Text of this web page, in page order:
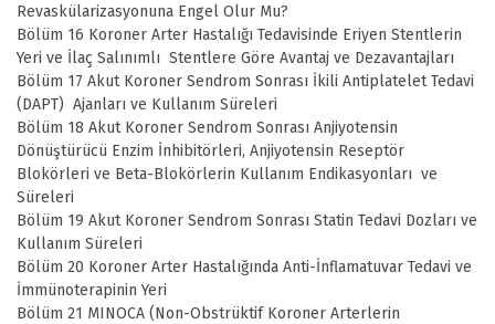
Revaskülarizasyonuna Engel Olur Mu?
Bölüm 16 Koroner Arter Hastalığı Tedavisinde Eriyen Stentlerin
Yeri ve İlaç Salınımlı Stentlere Göre Avantaj ve Dezavantajları
Bölüm 17 Akut Koroner Sendrom Sonrası İkili Antiplatelet Tedavi
(DAPT) Ajanları ve Kullanım Süreleri
Bölüm 18 Akut Koroner Sendrom Sonrası Anjiyotensin
Dönüştürücü Enzim İnhibitörleri, Anjiyotensin Reseptör
Blokörleri ve Beta-Blokörlerin Kullanım Endikasyonları ve
Süreleri
Bölüm 19 Akut Koroner Sendrom Sonrası Statin Tedavi Dozları ve
Kullanım Süreleri
Bölüm 20 Koroner Arter Hastalığında Anti-İnflamatuvar Tedavi ve
İmmünoterapinin Yeri
Bölüm 21 MINOCA (Non-Obstrüktif Koroner Arterlerin